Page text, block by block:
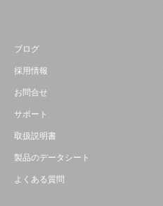
ブログ
採用情報
お問合せ
サポート
取扱説明書
製品のデータシート
よくある質問